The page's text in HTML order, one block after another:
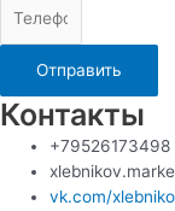
Отправить
Контакты
+79526173498
vk.com/